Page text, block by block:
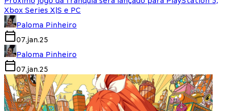
Xbox Series X|S e PC
Paloma Pinheiro
07.jan.25
Paloma Pinheiro
07.jan.25